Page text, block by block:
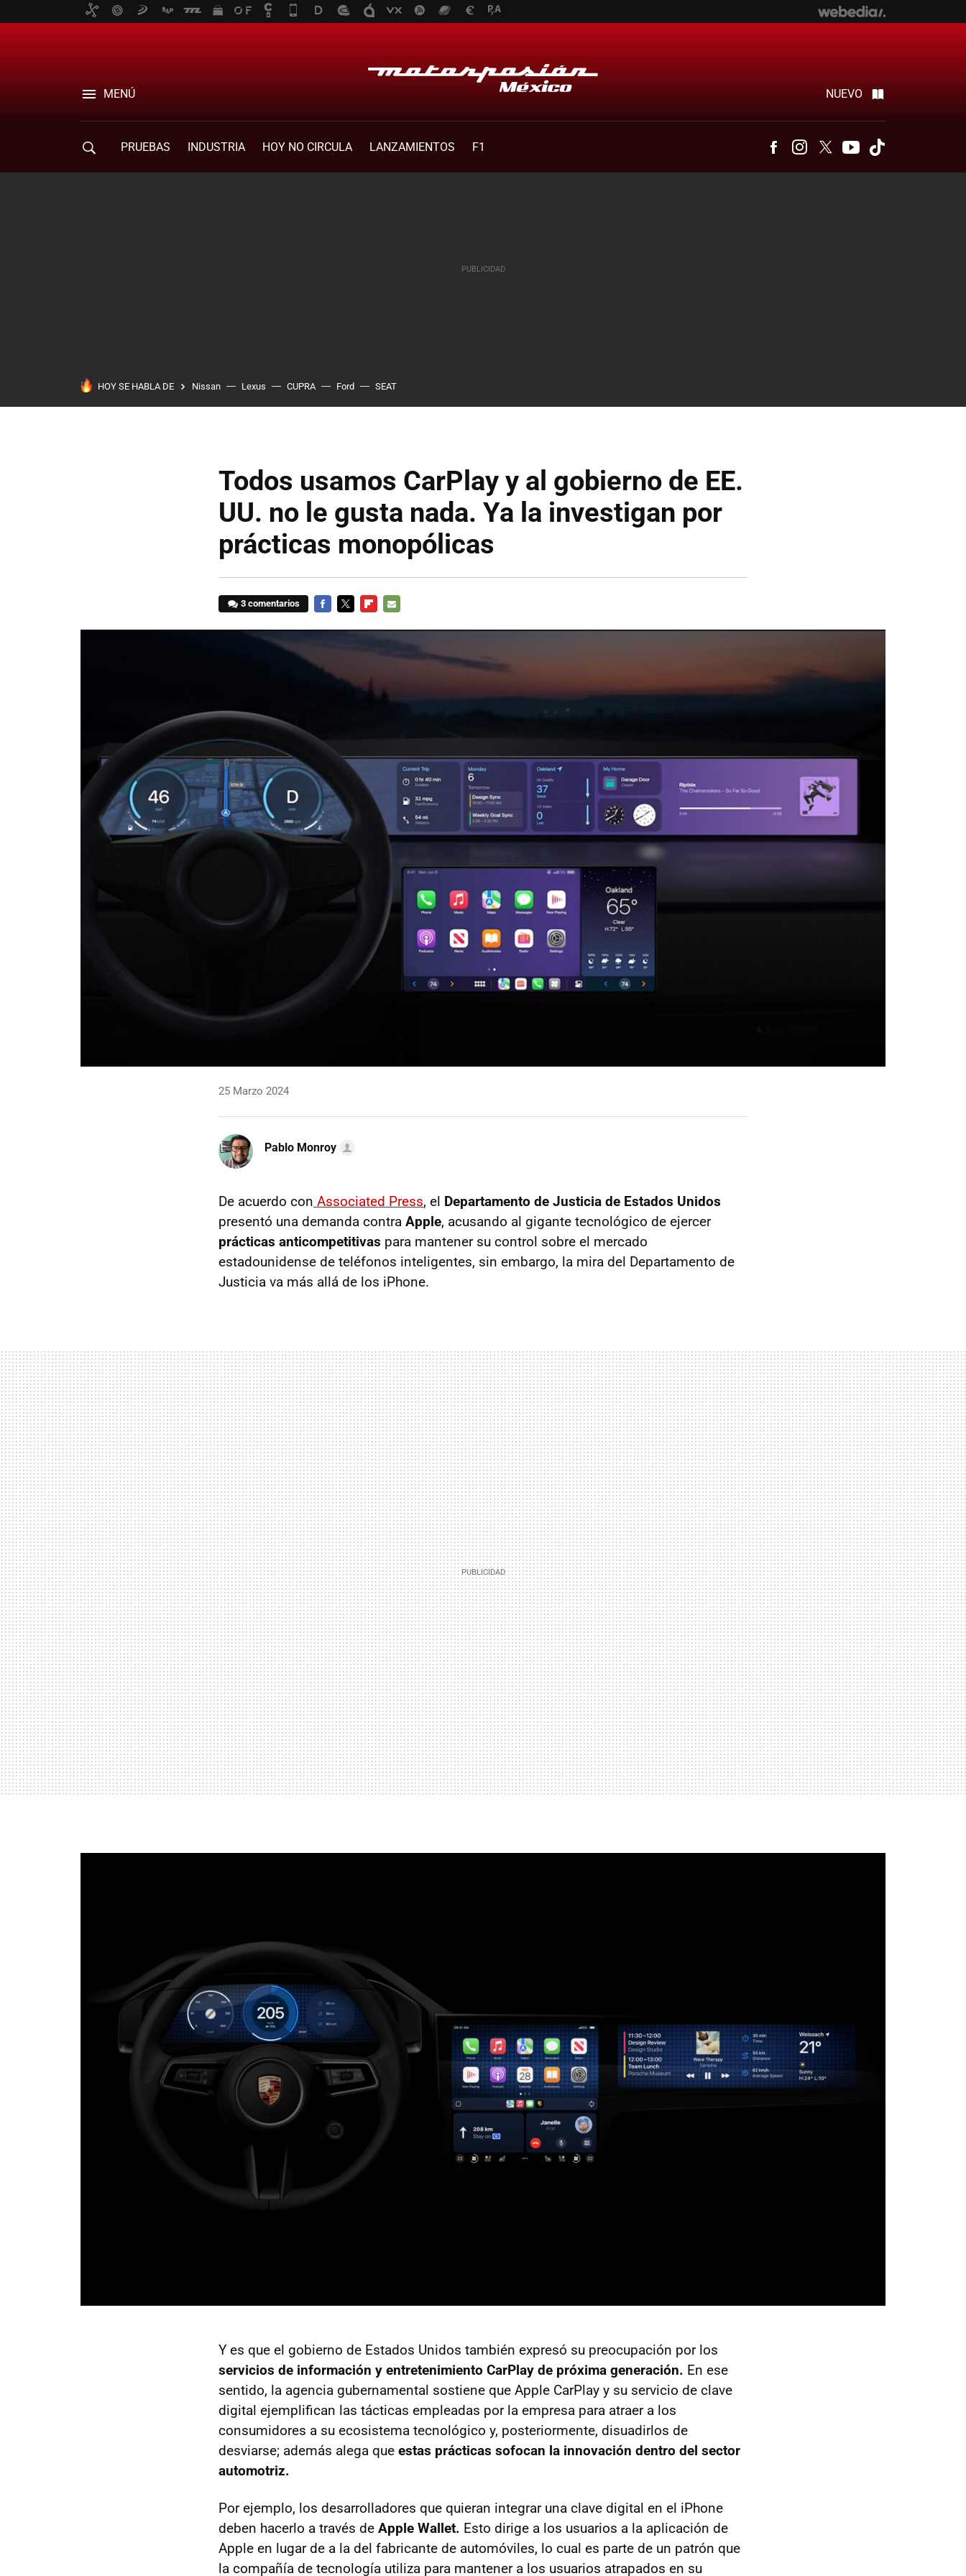
MENÚ NUEVO
PRUEBAS INDUSTRIA HOY NO CIRCULA LANZAMIENTOS F1 FacebookInstagram
Twitter Youtube
HOY SE HABLA DE Nissan Lexus CUPRA Ford SEAT
Todos usamos CarPlay y al gobierno de EE.
UU. no le gusta nada. Ya la investigan por
prácticas monopólicas
3 comentarios
MAIL
25 Marzo 2024
Pablo Monroy
De acuerdo con Associated Press, el Departamento de Justicia de Estados Unidos
presentó una demanda contra Apple, acusando al gigante tecnológico de ejercer
prácticas anticompetitivas para mantener su control sobre el mercado
estadounidense de teléfonos inteligentes, sin embargo, la mira del Departamento de
Justicia va más allá de los iPhone.
Y es que el gobierno de Estados Unidos también expresó su preocupación por los
servicios de información y entretenimiento CarPlay de próxima generación. En ese
sentido, la agencia gubernamental sostiene que Apple CarPlay y su servicio de clave
digital ejemplifican las tácticas empleadas por la empresa para atraer a los
consumidores a su ecosistema tecnológico y, posteriormente, disuadirlos de
desviarse; además alega que estas prácticas sofocan la innovación dentro del sector
automotriz.
Por ejemplo, los desarrolladores que quieran integrar una clave digital en el iPhone
deben hacerlo a través de Apple Wallet. Esto dirige a los usuarios a la aplicación de
Apple en lugar de a la del fabricante de automóviles, lo cual es parte de un patrón que
la compañía de tecnología utiliza para mantener a los usuarios atrapados en su